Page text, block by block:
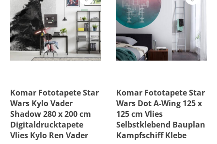
Komar Fototapete Star
Wars Kylo Vader
Shadow 280 x 200 cm
Digitaldrucktapete
Vlies Kylo Ren Vader
Komar Fototapete Star
Wars Dot A-Wing 125 x
125 cm Vlies
Selbstklebend Bauplan
Kampfschiff Klebe